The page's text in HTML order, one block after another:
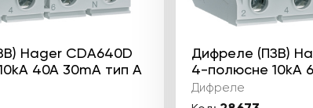
Hager CDA640D
40А 30mA тип А
Дифреле (ПЗВ)
4-полюсне 10kА
Дифреле